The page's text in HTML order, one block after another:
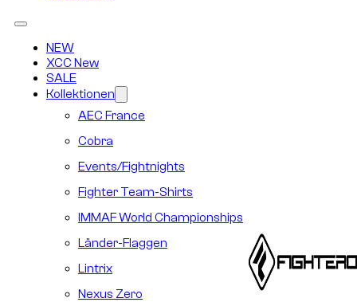
NEW
XCC New
SALE
Kollektionen
AEC France
Cobra
Events/Fightnights
Fighter Team-Shirts
IMMAF World Championships
Länder-Flaggen
Lintrix
Nexus Zero